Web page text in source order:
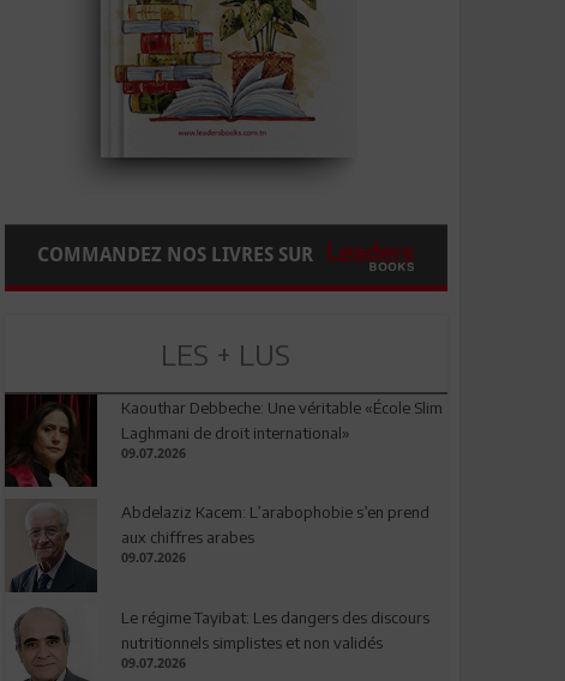
COMMANDEZ NOS LIVRES SUR
LES + LUS
Kaouthar Debbeche: Une véritable «École Slim
Laghmani de droit international»
09.07.2026
Abdelaziz Kacem: L’arabophobie s’en prend
aux chiffres arabes
09.07.2026
Le régime Tayibat: Les dangers des discours
nutritionnels simplistes et non validés
09.07.2026